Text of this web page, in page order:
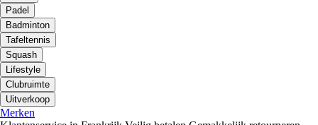
Padel
Badminton
Tafeltennis
Squash
Lifestyle
Clubruimte
Uitverkoop
Merken